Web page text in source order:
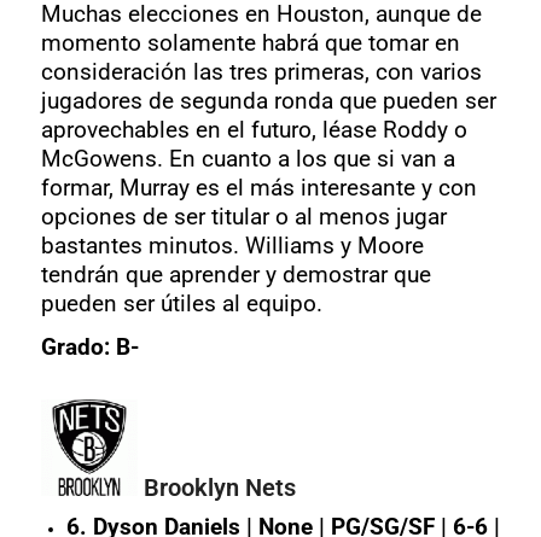
Muchas elecciones en Houston, aunque de
momento solamente habrá que tomar en
consideración las tres primeras, con varios
jugadores de segunda ronda que pueden ser
aprovechables en el futuro, léase Roddy o
McGowens. En cuanto a los que si van a
formar, Murray es el más interesante y con
opciones de ser titular o al menos jugar
bastantes minutos. Williams y Moore
tendrán que aprender y demostrar que
pueden ser útiles al equipo.
Grado: B-
Brooklyn Nets
6. Dyson Daniels | None | PG/SG/SF | 6-6 |